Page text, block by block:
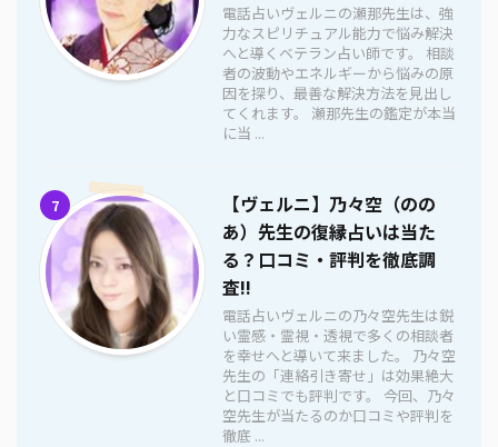
電話占いヴェルニの瀬那先生は、強
力なスピリチュアル能力で悩み解決
へと導くベテラン占い師です。 相談
者の波動やエネルギーから悩みの原
因を探り、最善な解決方法を見出し
てくれます。 瀬那先生の鑑定が本当
に当 ...
7
【ヴェルニ】乃々空（のの
あ）先生の復縁占いは当た
る？口コミ・評判を徹底調
査!!
電話占いヴェルニの乃々空先生は鋭
い霊感・霊視・透視で多くの相談者
を幸せへと導いて来ました。 乃々空
先生の「連絡引き寄せ」は効果絶大
と口コミでも評判です。 今回、乃々
空先生が当たるのか口コミや評判を
徹底 ...